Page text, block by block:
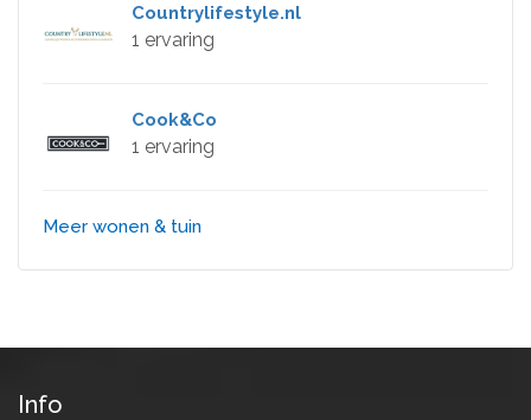
Countrylifestyle.nl
1 ervaring
Cook&Co
1 ervaring
Meer wonen & tuin
Info